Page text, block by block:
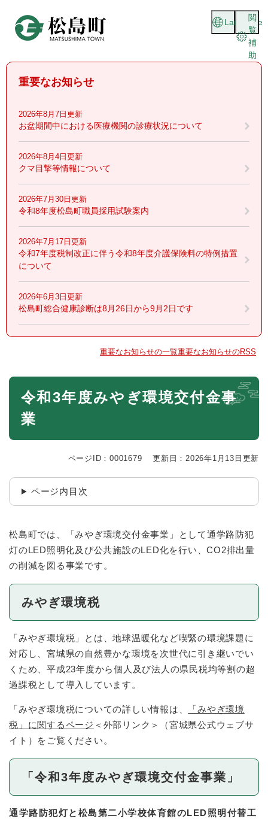
頭
閲
覧
補
助
Language
重要なお知らせ
2026年8月7日更新
お盆期間中における医療機関の診療状況について
2026年8月4日更新
クマ目撃等情報について
2026年7月30日更新
令和8年度松島町職員採用試験案内
2026年7月17日更新
令和7年度税制改正に伴う令和8年度介護保険料の特例措置
について
2026年6月3日更新
松島町総合健康診断は8月26日から9月2日です
重要なお知らせの一覧重要なお知らせのRSS
本
令和3年度みやぎ環境交付金事
業
ページID：0001679 更新日：2026年1月13日更新
ページ内目次
松島町では、「みやぎ環境交付金事業」として通学路防犯
灯のLED照明化及び公共施設のLED化を行い、CO2排出量
の削減を図る事業です。
みやぎ環境税
「みやぎ環境税」とは、地球温暖化など喫緊の環境課題に
対応し、宮城県の自然豊かな環境を次世代に引き継いでい
くため、平成23年度から個人及び法人の県民税均等割の超
過課税として導入しています。
「みやぎ環境税についての詳しい情報は、
「みやぎ環境
税」に関するページ ＜外部リンク＞
（宮城県公式ウェブサ
イト）をご覧ください。
「令和3年度みやぎ環境交付金事業」
通学路防犯灯と松島第二小学校体育館のLED照明付替工